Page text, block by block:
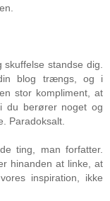
standse dig.
blog trængs, og i
stor kompliment, at
du berører noget og
Paradoksalt.
ting, man forfatter.
hinanden at linke, at
inspiration, ikke